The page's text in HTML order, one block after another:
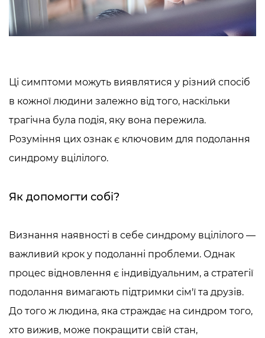
Ці симптоми можуть виявлятися у різний спосіб
в кожної людини залежно від того, наскільки
трагічна була подія, яку вона пережила.
Розуміння цих ознак є ключовим для подолання
синдрому вцілілого.
Як допомогти собі?
Визнання наявності в себе синдрому вцілілого —
важливий крок у подоланні проблеми. Однак
процес відновлення є індивідуальним, а стратегії
подолання вимагають підтримки сім'ї та друзів.
До того ж людина, яка страждає на синдром того,
хто вижив, може покращити свій стан,